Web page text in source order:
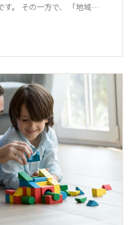
す。 その一方で、 「地域…